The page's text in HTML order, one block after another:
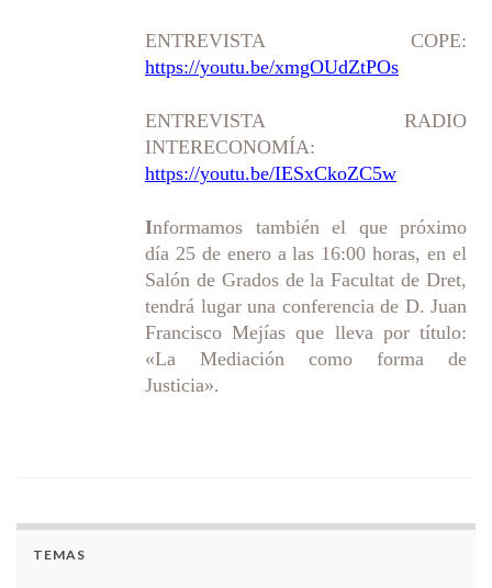
ENTREVISTA COPE:
https://youtu.be/xmgOUdZtPOs
ENTREVISTA RADIO
INTERECONOMÍA:
https://youtu.be/IESxCkoZC5w
Informamos también el que próximo
día 25 de enero a las 16:00 horas, en el
Salón de Grados de la Facultat de Dret,
tendrá lugar una conferencia de D. Juan
Francisco Mejías que lleva por título:
«La Mediación como forma de
Justicia».
TEMAS